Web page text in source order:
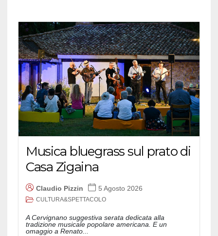
Musica bluegrass sul prato di
Casa Zigaina
Claudio Pizzin 5 Agosto 2026
CULTURA&SPETTACOLO
A Cervignano suggestiva serata dedicata alla
tradizione musicale popolare americana. E un
omaggio a Renato...